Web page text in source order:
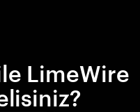
LimeWire